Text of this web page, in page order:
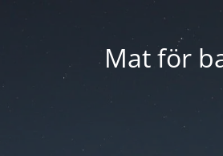
Mat för